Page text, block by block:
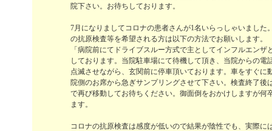
院下さい。お待ちしております。
7月になりましてコロナの患者さんが1名いらっしゃいました
の抗原検査等を希望される方は以下の方法でお願いします。
「病院前にてドライブスルー方式で主としてインフルエンザ
しております。当院駐車場にて待機して頂き、当院からの電
点滅させながら、玄関前に停車頂いております。車をすぐに
院側のお席から急ぎサンプリングさせて下さい。検査終了後
で再び移動してお待ちください。御面倒をおかけしますが何
ます。
コロナの抗原検査は感度が低いので結果が陰性でも、実際に